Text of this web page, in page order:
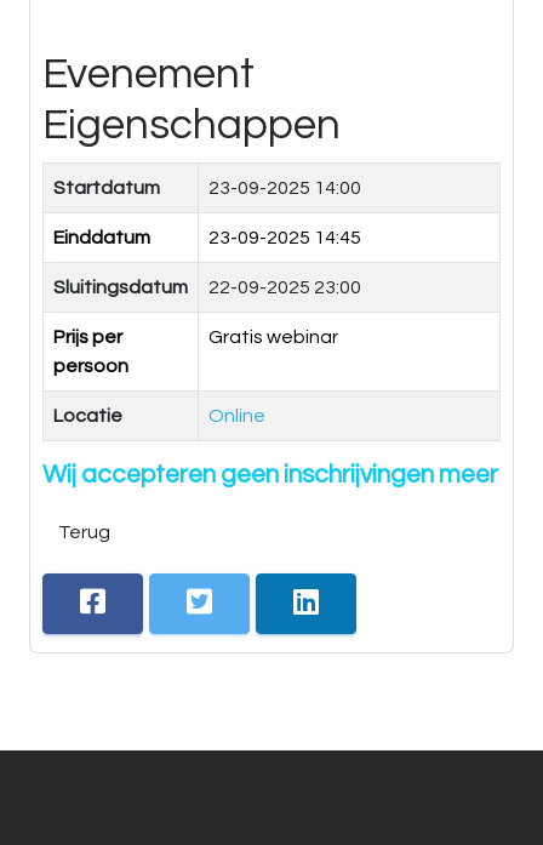
Evenement
Eigenschappen
Startdatum 23-09-2025 14:00
Einddatum 23-09-2025 14:45
Sluitingsdatum 22-09-2025 23:00
Prijs per
persoon
Gratis webinar
Locatie Online
Wij accepteren geen inschrijvingen meer
Terug